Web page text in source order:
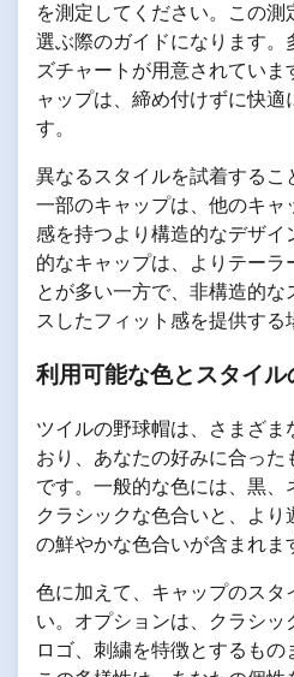
を測定してください。この
選ぶ際のガイドになります。
ズチャートが用意されていま
ャップは、締め付けずに快
す。
異なるスタイルを試着するこ
一部のキャップは、他のキャ
感を持つより構造的なデザイ
的なキャップは、よりテーラ
とが多い一方で、非構造的な
スしたフィット感を提供する
利用可能な色とスタイ
ツイルの野球帽は、さまざま
おり、あなたの好みに合っ
です。一般的な色には、黒
クラシックな色合いと、よ
の鮮やかな色合いが含まれま
色に加えて、キャップのスタ
い。オプションは、クラシッ
ロゴ、刺繍を特徴とするもの